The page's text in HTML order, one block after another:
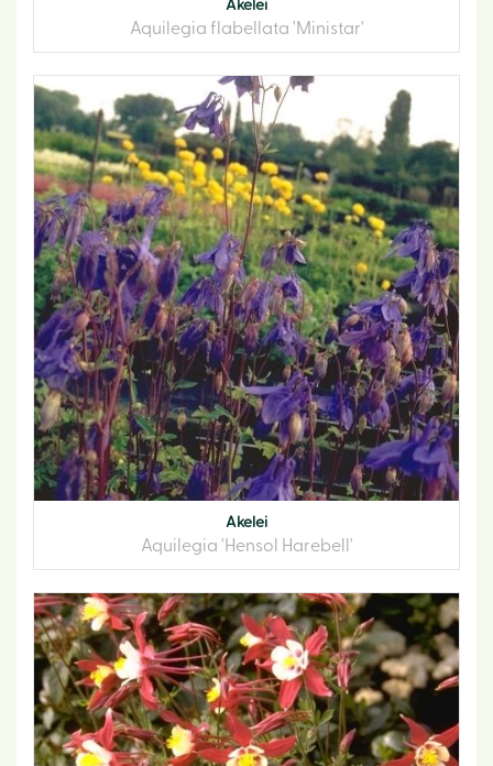
Akelei
Aquilegia flabellata 'Ministar'
Akelei
Aquilegia 'Hensol Harebell'